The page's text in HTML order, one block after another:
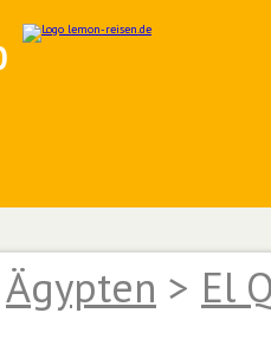
Ägypten > El